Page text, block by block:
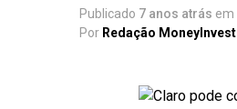
Publicado 7 anos atrás em
Por Redação MoneyInvest